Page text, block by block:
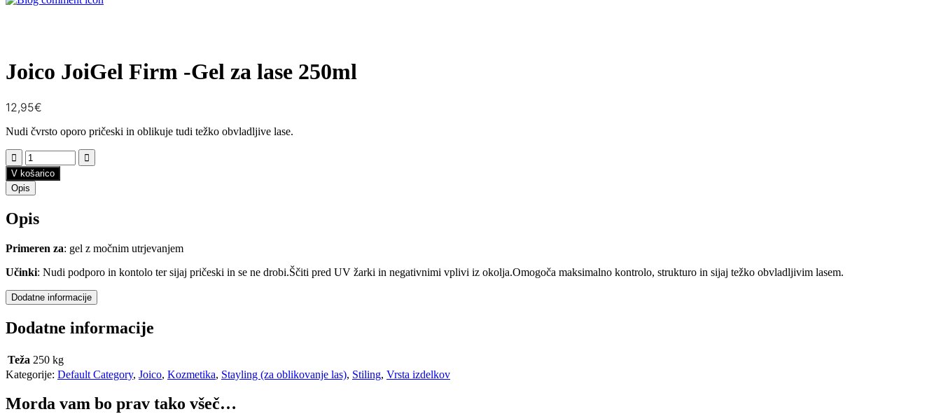
Joico JoiGel Firm -Gel za lase 250ml
12,95€
Nudi čvrsto oporo pričeski in oblikuje tudi težko obvladljive lase.
V košarico
Opis
Opis
Primeren za: gel z močnim utrjevanjem
Učinki: Nudi podporo in kontolo ter sijaj pričeski in se ne drobi.Ščiti pred UV žarki in negativnimi vplivi iz okolja.Omogoča maksimalno kontrolo, strukturo in sijaj težko obvladljivim lasem.
Dodatne informacije
Dodatne informacije
Teža 250 kg
Kategorije: Default Category, Joico, Kozmetika, Stayling (za oblikovanje las), Stiling, Vrsta izdelkov
Morda vam bo prav tako všeč…